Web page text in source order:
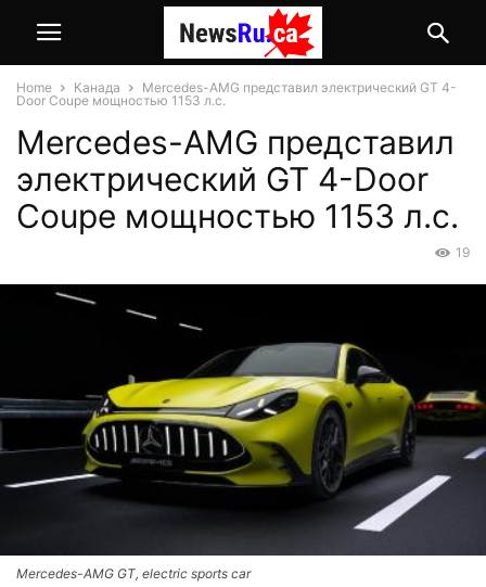
Home Канада
Mercedes-AMG представил электрический GT 4-
Door Coupe мощностью 1153 л.с.
Mercedes-AMG представил
электрический GT 4-Door
Coupe мощностью 1153 л.с.
19
Mercedes-AMG GT, electric sports car